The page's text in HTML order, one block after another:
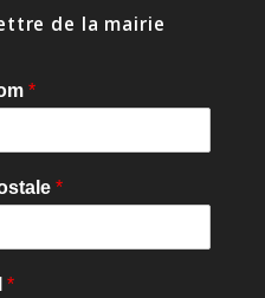
de la mairie
*
*
*